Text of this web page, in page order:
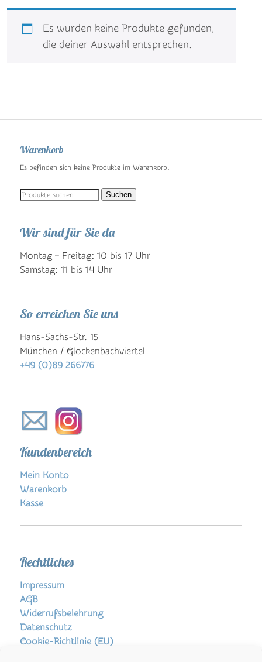
Es wurden keine Produkte gefunden,
die deiner Auswahl entsprechen.
Warenkorb
Es befinden sich keine Produkte im Warenkorb.
Suchen
Suchen
Wir sind für Sie da
Montag – Freitag: 10 bis 17 Uhr
Samstag: 11 bis 14 Uhr
So erreichen Sie uns
Hans-Sachs-Str. 15
München / Glockenbachviertel
+49 (0)89 266776
Kundenbereich
Mein Konto
Warenkorb
Kasse
Rechtliches
Impressum
AGB
Widerrufsbelehrung
Datenschutz
Cookie-Richtlinie (EU)